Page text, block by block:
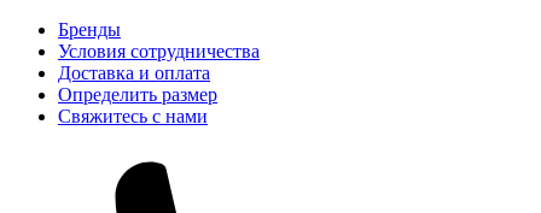
Бренды
Условия сотрудничества
Доставка и оплата
Определить размер
Свяжитесь с нами